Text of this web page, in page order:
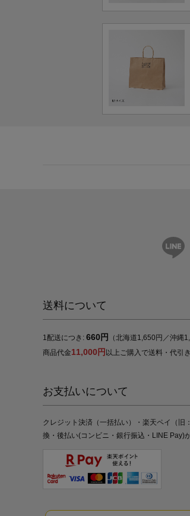
送料について
1配送につき: 660円
（北海道1,650円／沖縄
商品代金11,000円 以上ご購入で送料・代引
お支払いについて
クレジット決済（一括払い）・楽天ペイ（旧
換・後払い(コンビニ・銀行振込・LINE Pay)